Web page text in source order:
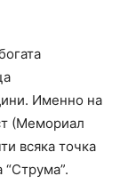
Именно на
(Мемориал
всяка точка
“Струма”.